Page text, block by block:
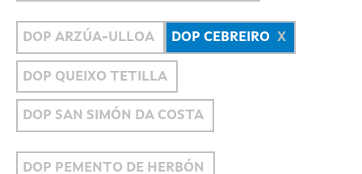
DOP ARZÚA-ULLOA DOP CEBREIRO
DOP QUEIXO TETILLA
DOP SAN SIMÓN DA COSTA
DOP PEMENTO DE HERBÓN